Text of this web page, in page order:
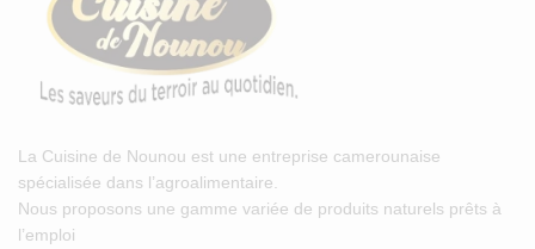
La Cuisine de Nounou est une entreprise camerounaise
spécialisée dans l’agroalimentaire.
Nous proposons une gamme variée de produits naturels prêts à
l’emploi